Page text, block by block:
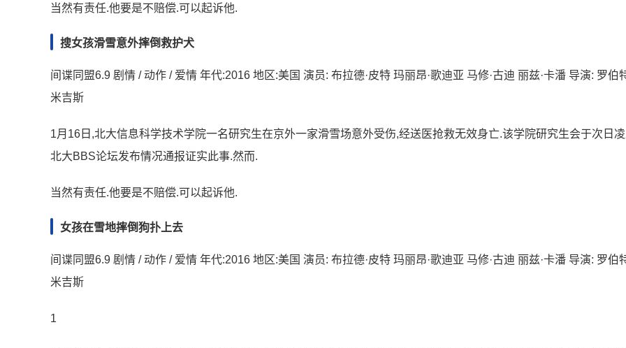
当然有责任.他要是不赔偿.可以起诉他.
搜女孩滑雪意外摔倒救护犬
间谍同盟6.9 剧情 / 动作 / 爱情 年代:2016 地区:美国 演员: 布拉德·皮特 玛丽昂·歌迪亚 马修·古迪 丽兹·卡潘 导演: 罗伯
米吉斯
1月16日,北大信息科学技术学院一名研究生在京外一家滑雪场意外受伤,经送医抢救无效身亡.该学院研究生会于次日
北大BBS论坛发布情况通报证实此事.然而.
当然有责任.他要是不赔偿.可以起诉他.
女孩在雪地摔倒狗扑上去
间谍同盟6.9 剧情 / 动作 / 爱情 年代:2016 地区:美国 演员: 布拉德·皮特 玛丽昂·歌迪亚 马修·古迪 丽兹·卡潘 导演: 罗伯
米吉斯
1